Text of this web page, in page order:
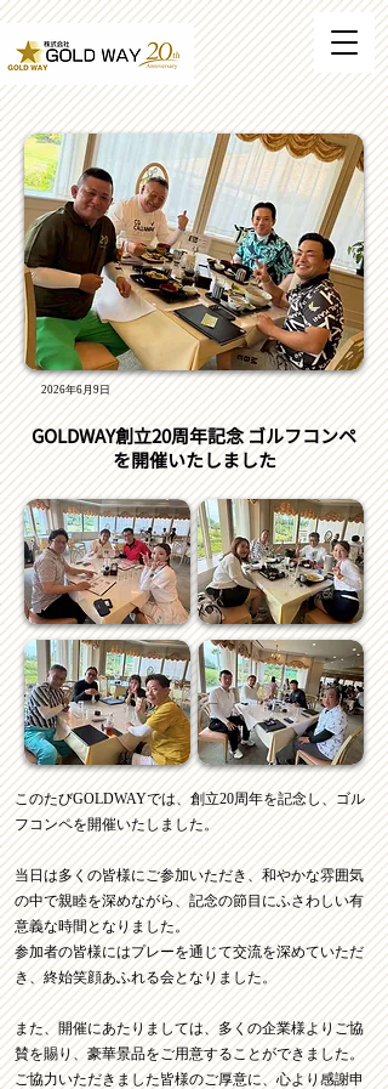
2026年6月9日
GOLDWAY創立20周年記念 ゴルフコンペ
を開催いたしました
このたびGOLDWAYでは、創立20周年を記念し、ゴル
フコンペを開催いたしました。
当日は多くの皆様にご参加いただき、和やかな雰囲気
の中で親睦を深めながら、記念の節目にふさわしい有
意義な時間となりました。
参加者の皆様にはプレーを通じて交流を深めていただ
き、終始笑顔あふれる会となりました。
また、開催にあたりましては、多くの企業様よりご協
賛を賜り、豪華景品をご用意することができました。
ご協力いただきました皆様のご厚意に、心より感謝申